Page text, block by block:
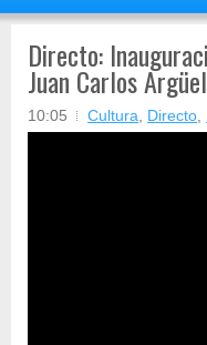
Directo:
Juan Carlos
10:05 Cultura, Directo,